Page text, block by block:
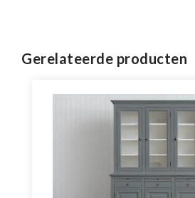
Gerelateerde producten